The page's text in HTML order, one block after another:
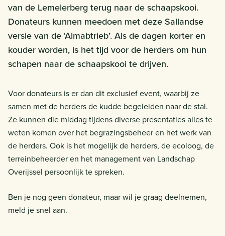
van de Lemelerberg terug naar de schaapskooi.
Donateurs kunnen meedoen met deze Sallandse
versie van de ‘Almabtrieb’. Als de dagen korter en
kouder worden, is het tijd voor de herders om hun
schapen naar de schaapskooi te drijven.
Voor donateurs is er dan dit exclusief event, waarbij ze
samen met de herders de kudde begeleiden naar de stal.
Ze kunnen die middag tijdens diverse presentaties alles te
weten komen over het begrazingsbeheer en het werk van
de herders. Ook is het mogelijk de herders, de ecoloog, de
terreinbeheerder en het management van Landschap
Overijssel persoonlijk te spreken.
Ben je nog geen donateur, maar wil je graag deelnemen,
meld je snel aan.